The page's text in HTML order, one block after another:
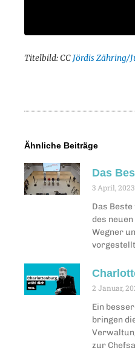
Titelbild: CC Jördis Zähring/
Ähnliche Beiträge
Das
3 April, 2023
Das
des
Wegner
2 Januar,
Ein
bringen
zur